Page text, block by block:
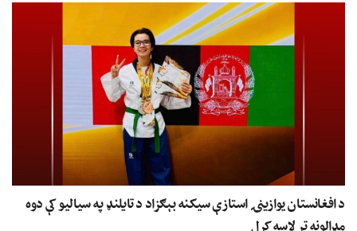
د افغانستان یوازینۍ استازې سیکنه بېګزاد د تایلنډ په سیالیو کې دوه